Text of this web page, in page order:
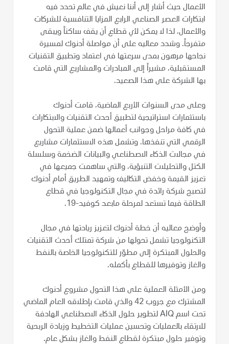
الأعمال حيث أشار إلى أننا نعيش في عالم تحدد فيه
ابتكارات العصر الصناعي الرابع المزايا التنافسية للشركات
والأعمال، لذا لا يمكن لأي قطاع أن يقف ساكناً ويبقى
متفرجاً. وشدد معاليه على أن مواصلة أدنوك لمسيرة
نجاحها مرهون بمدى سرعتها في اعتماد وتطبيق التقنيات
المستقبلية، مشيراً إلى المبادرات والمشاريع التي قامت
بها الشركة على هذا الصعيد.
وعلى مدى السنوات الأربع الماضية، قامت أدنوك
باستثمارات استراتيجية لتطبيق أحدث التقنيات والابتكارات
في كافة مراحل وجوانب أعمالها ضمن عملية التحول
الرقمي التي تنفذها. وتشمل هذه الاستثمارات مشاريع
في مجالات الذكاء الاصطناعي والبيانات الضخمة وسلسلة
الكتل والتحليلات التنبؤية، والتي ساهمت جميعها في
تعزيز القيمة وخفض التكاليف وتمهيد الطريق أمام أدنوك
لتصبح شركة رائدة في مجال التكنولوجيا في قطاع
الطاقة فيما تستعد لمرحلة مابعد كوفيد-19.
وأوضح معاليه أن خطة أدنوك لتعزيز ريادتها في مجال
التكنولوجيا تشمل تحولها من شركة تمتلك أحدث التقنيات
والحلول المبتكرة إلى مطوّر للتكنولوجيا الخاصة بالنفط
والغاز وتوفيرها للقطاع بأكمله.
ومن الأمثلة العملية على هذا التحول مشروع أدنوك
المشترك مع جروب 42 والذي قامت بإطلاقه العام الماضي
تحت اسم AIQ لتطوير حلول الذكاء الاصطناعي الهادفة
للارتقاء بالعمليات وتحسين عمليات التخطيط وزيادة الربحية
وتوفير حلول مبتكرة لقطاع النفط والغاز بشكل عام.